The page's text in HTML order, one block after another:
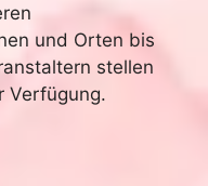
und Orten bis
stellen
Verfügung.